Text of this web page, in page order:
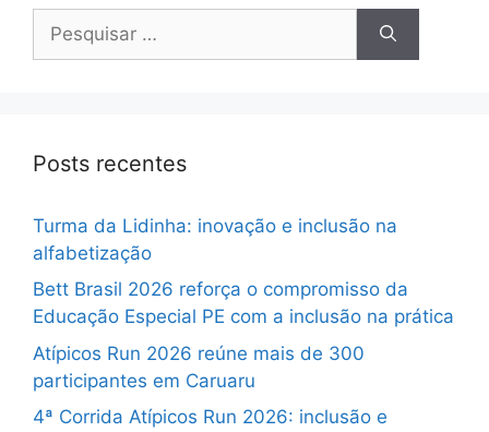
Posts recentes
Turma da Lidinha: inovação e inclusão na
alfabetização
Bett Brasil 2026 reforça o compromisso da
Educação Especial PE com a inclusão na prática
Atípicos Run 2026 reúne mais de 300
participantes em Caruaru
4ª Corrida Atípicos Run 2026: inclusão e